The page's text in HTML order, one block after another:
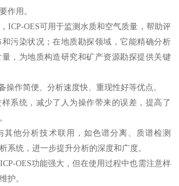
作用。
ICP-OES可用于监测水质和空气质量，帮助评
污染状况；在地质勘探领域，它能精确分析
，为地质构造研究和矿产资源勘探提供关键
操作简便、分析速度快、重现性好等优点。
系统，减少了人为操作带来的误差，提高了
其他分析技术联用，如色谱分离、质谱检测
系统，进一步提升分析的深度和广度。
OES功能强大，但在使用过程中也需注意样
护。